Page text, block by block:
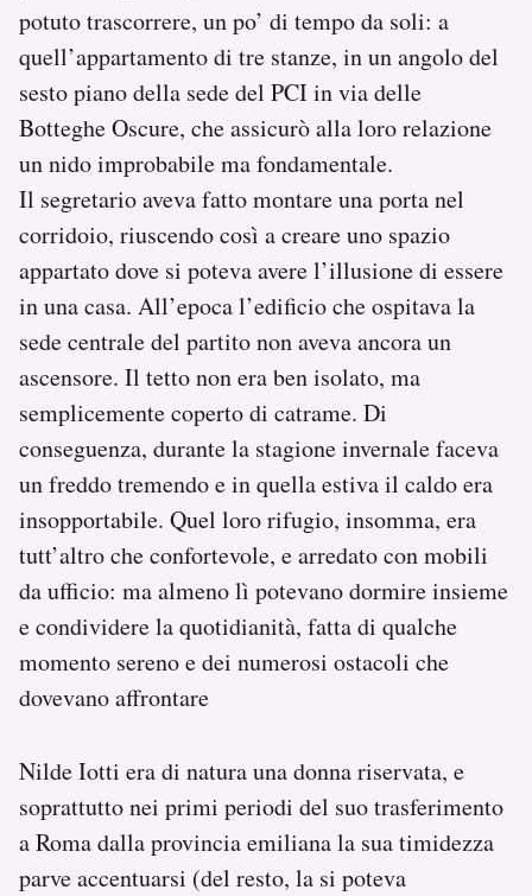
potuto trascorrere, un po’ di tempo da soli: a
quell’appartamento di tre stanze, in un angolo del
sesto piano della sede del PCI in via delle
Botteghe Oscure, che assicurò alla loro relazione
un nido improbabile ma fondamentale.
Il segretario aveva fatto montare una porta nel
corridoio, riuscendo così a creare uno spazio
appartato dove si poteva avere l’illusione di essere
in una casa. All’epoca l’edificio che ospitava la
sede centrale del partito non aveva ancora un
ascensore. Il tetto non era ben isolato, ma
semplicemente coperto di catrame. Di
conseguenza, durante la stagione invernale faceva
un freddo tremendo e in quella estiva il caldo era
insopportabile. Quel loro rifugio, insomma, era
tutt’altro che confortevole, e arredato con mobili
da ufficio: ma almeno lì potevano dormire insieme
e condividere la quotidianità, fatta di qualche
momento sereno e dei numerosi ostacoli che
dovevano affrontare
Nilde Iotti era di natura una donna riservata, e
soprattutto nei primi periodi del suo trasferimento
a Roma dalla provincia emiliana la sua timidezza
parve accentuarsi (del resto, la si poteva